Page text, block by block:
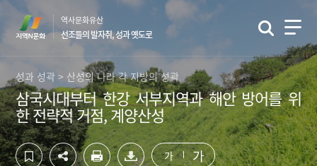
츠
영
역
바
로
가
기
영
역
바
로
가
기
역사문화유산
선조들의 발자취, 성과 옛도로
성과 성곽 > 산성의 나라 각 지방의 성곽
삼국시대부터 한강 서부지역과 해안 방어를 위
한 전략적 거점, 계양산성
가 가